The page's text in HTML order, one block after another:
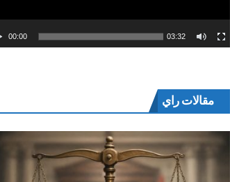
00:00 03:32
مقالات راي